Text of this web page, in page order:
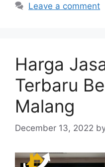
Leave a comment
Harga
Terbaru
Malang
December 13, 2022